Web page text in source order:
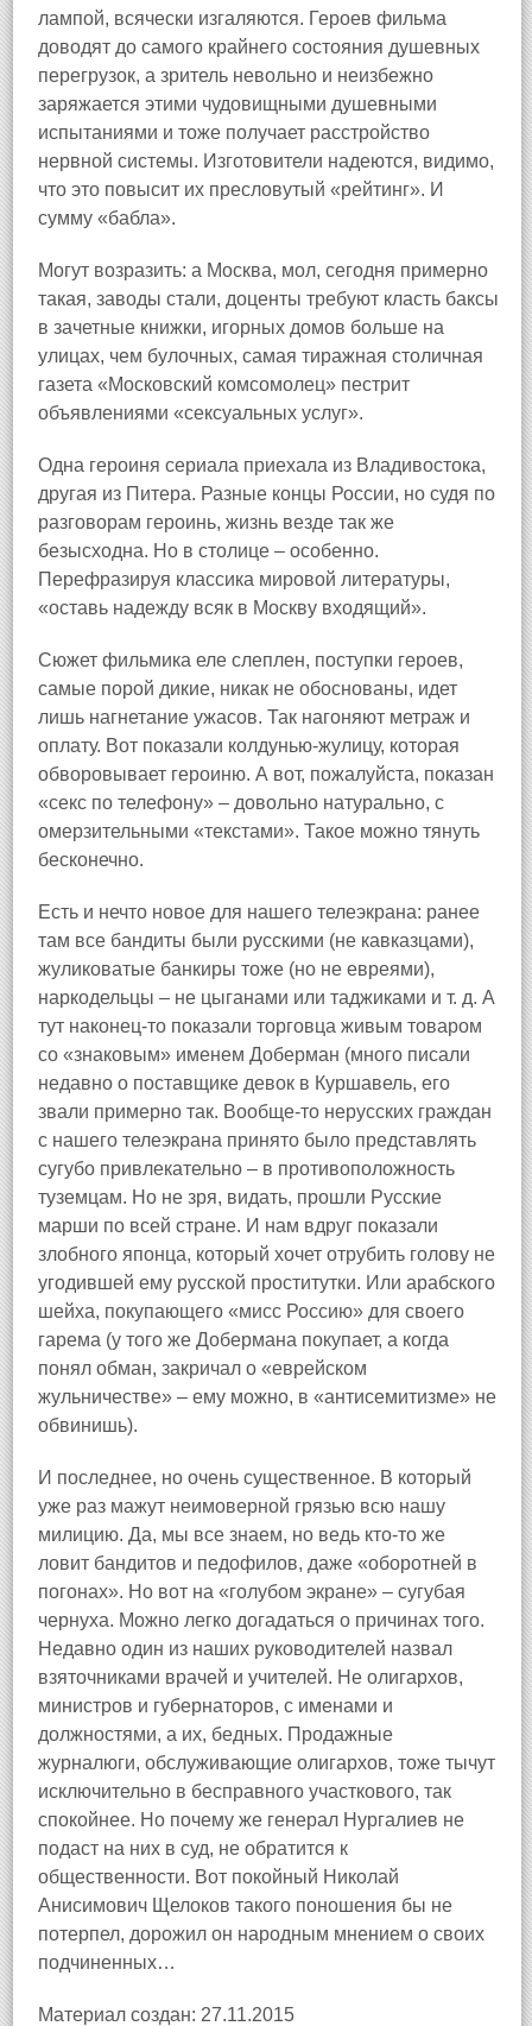
лампой, всячески изгаляются. Героев фильма
доводят до самого крайнего состояния душевных
перегрузок, а зритель невольно и неизбежно
заряжается этими чудовищными душевными
испытаниями и тоже получает расстройство
нервной системы. Изготовители надеются, видимо,
что это повысит их пресловутый «рейтинг». И
сумму «бабла».
Могут возразить: а Москва, мол, сегодня примерно
такая, заводы стали, доценты требуют класть баксы
в зачетные книжки, игорных домов больше на
улицах, чем булочных, самая тиражная столичная
газета «Московский комсомолец» пестрит
объявлениями «сексуальных услуг».
Одна героиня сериала приехала из Владивостока,
другая из Питера. Разные концы России, но судя по
разговорам героинь, жизнь везде так же
безысходна. Но в столице – особенно.
Перефразируя классика мировой литературы,
«оставь надежду всяк в Москву входящий».
Сюжет фильмика еле слеплен, поступки героев,
самые порой дикие, никак не обоснованы, идет
лишь нагнетание ужасов. Так нагоняют метраж и
оплату. Вот показали колдунью‑жулицу, которая
обворовывает героиню. А вот, пожалуйста, показан
«секс по телефону» – довольно натурально, с
омерзительными «текстами». Такое можно тянуть
бесконечно.
Есть и нечто новое для нашего телеэкрана: ранее
там все бандиты были русскими (не кавказцами),
жуликоватые банкиры тоже (но не евреями),
наркодельцы – не цыганами или таджиками и т. д. А
тут наконец‑то показали торговца живым товаром
со «знаковым» именем Доберман (много писали
недавно о поставщике девок в Куршавель, его
звали примерно так. Вообще‑то нерусских граждан
с нашего телеэкрана принято было представлять
сугубо привлекательно – в противоположность
туземцам. Но не зря, видать, прошли Русские
марши по всей стране. И нам вдруг показали
злобного японца, который хочет отрубить голову не
угодившей ему русской проститутки. Или арабского
шейха, покупающего «мисс Россию» для своего
гарема (у того же Добермана покупает, а когда
понял обман, закричал о «еврейском
жульничестве» – ему можно, в «антисемитизме» не
обвинишь).
И последнее, но очень существенное. В который
уже раз мажут неимоверной грязью всю нашу
милицию. Да, мы все знаем, но ведь кто‑то же
ловит бандитов и педофилов, даже «оборотней в
погонах». Но вот на «голубом экране» – сугубая
чернуха. Можно легко догадаться о причинах того.
Недавно один из наших руководителей назвал
взяточниками врачей и учителей. Не олигархов,
министров и губернаторов, с именами и
должностями, а их, бедных. Продажные
журналюги, обслуживающие олигархов, тоже тычут
исключительно в бесправного участкового, так
спокойнее. Но почему же генерал Нургалиев не
подаст на них в суд, не обратится к
общественности. Вот покойный Николай
Анисимович Щелоков такого поношения бы не
потерпел, дорожил он народным мнением о своих
подчиненных…
Материал создан: 27.11.2015